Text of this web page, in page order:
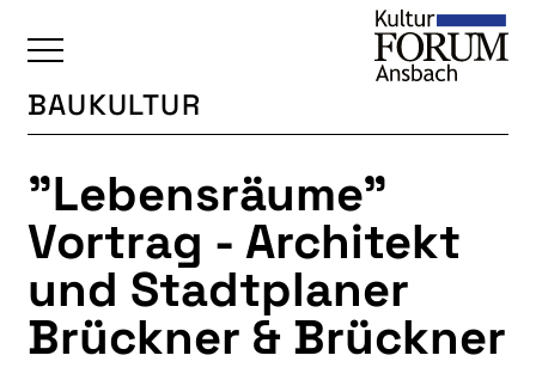
ÜBERSICHT
KALENDER
UNSERE BEREICHE
BAUKULTUR
BILDENDE KUNST
BAUKULTUR
"Lebensräume"
Vortrag - Architekt
und Stadtplaner
Brückner & Brückner